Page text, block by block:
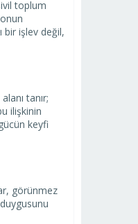
toplum
bir işlev değil,
tanır;
ilişkinin
keyfi
görünmez